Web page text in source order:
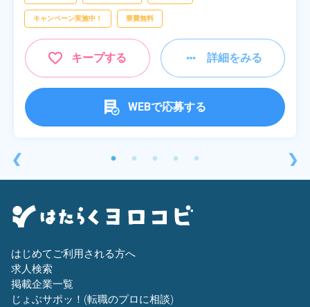
❮
キャンペーン実施中！ 寮費無料
キープする 詳細をみる
WEBで応募する
❯
はじめてご利用される方へ
求人検索
掲載企業一覧
じょぶサポッ！(転職のプロに相談)